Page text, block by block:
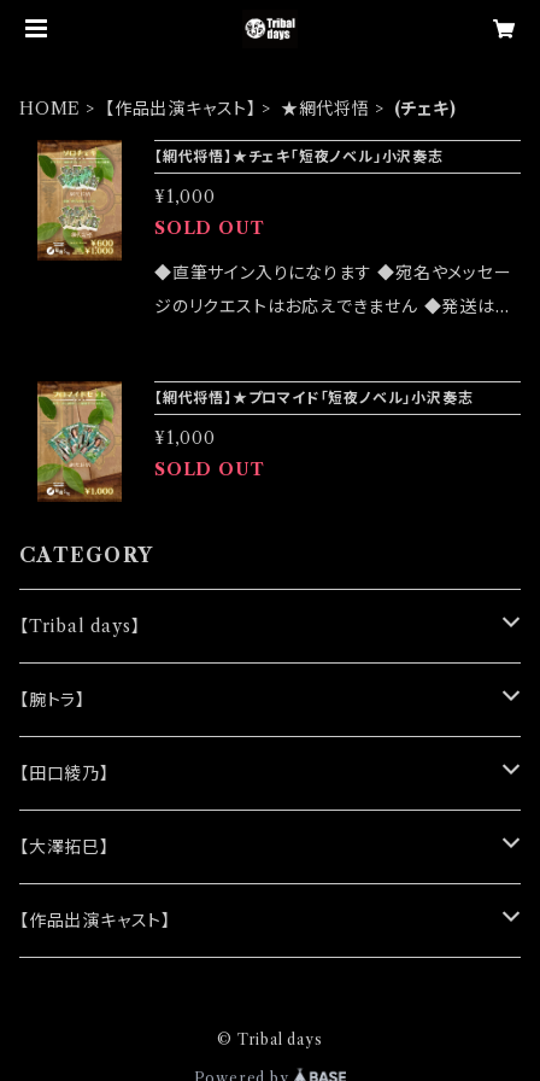
HOME 【作品出演キャスト】 ★網代将悟 (チェキ)
【網代将悟】★チェキ「短夜ノベル」小沢奏志
¥1,000
SOLD OUT
◆直筆サイン入りになります ◆宛名やメッセー
ジのリクエストはお応えできません ◆発送はラ
実にお手にしたいお客様はこちらのオンラインシ
ョップでのご注文をお願い致します ◆発送は20
23/08/19 イベント「大感謝祭」後になります
【網代将悟】★プロマイド「短夜ノベル」小沢奏志
¥1,000
SOLD OUT
CATEGORY
【Tribal days】
★ノベルティー
(シリコンリストバンド)
(レザーキーホルダー)
★DVD
★脚本
★クリアファイル＆ソロプロマイドセット
【腕トラ】
★CD
(アルバム)
(シングル)
★プロマイド
★チェキ
【田口綾乃】
★プロマイド
★チェキ
【大澤拓巳】
★プロマイド
【作品出演キャスト】
© Tribal days